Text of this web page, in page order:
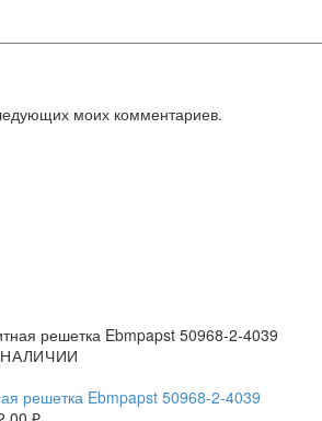
моих комментариев.
решетка Ebmpapst 50968-2-4039